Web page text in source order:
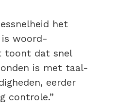
het
woord-
toont dat snel
is met taal-
eerder
controle.”